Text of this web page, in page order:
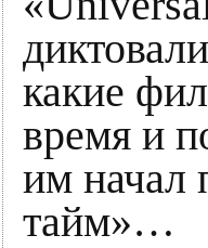
какие
время и
им начал
тайм»…